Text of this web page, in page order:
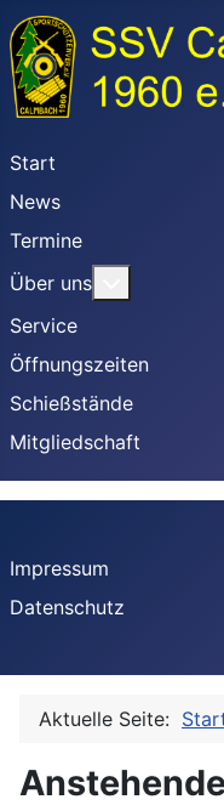
Start
News
Termine
Über uns
Service
Öffnungszeiten
Schießstände
Mitgliedschaft
Aktuelle Seite:
Impressum
Datenschutz